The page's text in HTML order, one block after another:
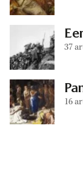
37
16